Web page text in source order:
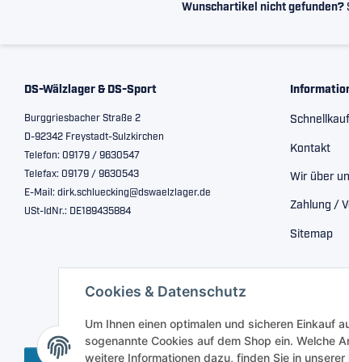
Cookies & Datenschutz
Um Ihnen einen optimalen und sicheren
sogenannte Cookies auf dem Shop ein. Welche
weitere Informationen dazu, finden Sie in unserer
Wunschartikel nicht gefunden?
DS-Wälzlager & DS-Sport
Burggriesbacher Straße 2
D-92342 Freystadt-Sulzkirchen
Telefon: 09179 / 9630547
Telefax: 09179 / 9630543
E-Mail: dirk.schluecking@dswaelzlager.de
USt-IdNr.: DE189435884
Schnellkauf
Kontakt
Wir über
Zahlung /
Sitemap